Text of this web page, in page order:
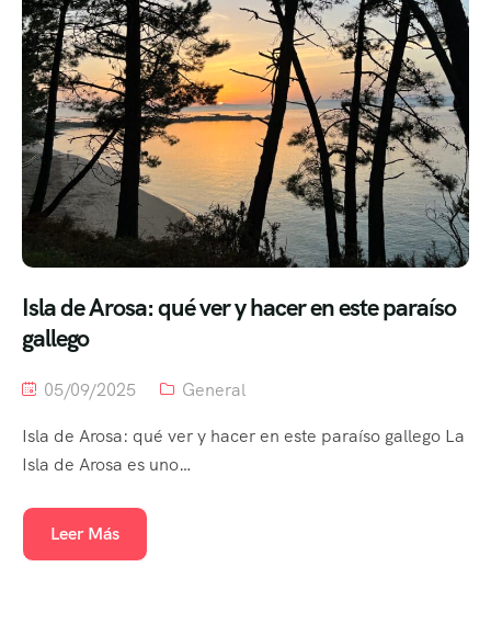
Isla de Arosa: qué ver y hacer en este paraíso
gallego
05/09/2025
General
Isla de Arosa: qué ver y hacer en este paraíso gallego La
Isla de Arosa es uno…
Leer Más